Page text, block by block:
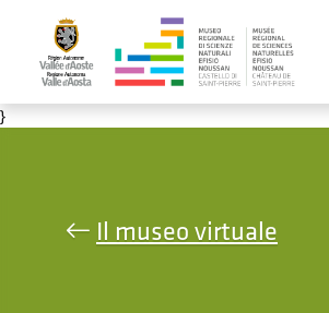
}
Il museo virtuale